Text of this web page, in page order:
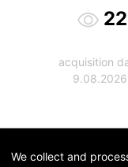
22
acquisition
9.08.2026
We collect and